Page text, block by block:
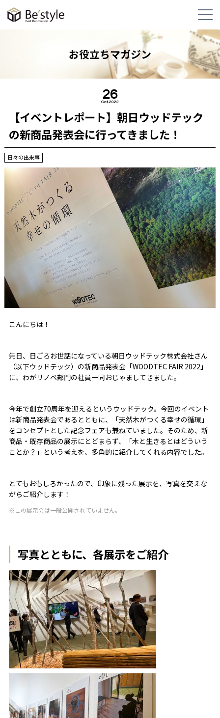
お役立ちマガジン
26
Oct.2022
【イベントレポート】朝日ウッドテック
の新商品発表会に行ってきました！
日々の出来事
こんにちは！
先日、日ごろお世話になっている朝日ウッドテック株式会社さん
（以下ウッドテック）の新商品発表会「WOODTEC FAIR 2022」
に、わがリノベ部門の社員一同おじゃましてきました。
今年で創立70周年を迎えるというウッドテック。今回のイベント
は新商品発表会であるとともに、「天然木がつくる幸せの循環」
をコンセプトとした記念フェアも兼ねていました。そのため、新
商品・既存商品の展示にとどまらず、「木と生きるとはどういう
ことか？」という考えを、多角的に紹介してくれる内容でした。
とてもおもしろかったので、印象に残った展示を、写真を交えな
がらご紹介します！
※この展示会は一般公開されていません。
写真とともに、各展示をご紹介